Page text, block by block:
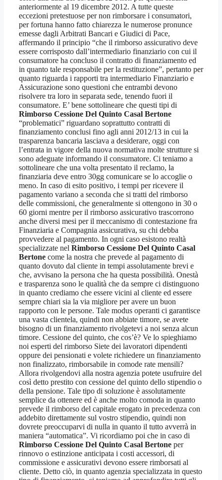
anteriormente al 19 dicembre 2012. A tutte queste
eccezioni pretestuose per non rimborsare i consumatori,
per fortuna hanno fatto chiarezza le numerose pronunce
emesse dagli Arbitrati Bancari e Giudici di Pace,
affermando il principio “che il rimborso assicurativo deve
essere corrisposto dall’intermediario finanziario con cui il
consumatore ha concluso il contratto di finanziamento ed
in quanto tale responsabile per la restituzione”, pertanto per
quanto riguarda i rapporti tra intermediario Finanziario e
Assicurazione sono questioni che entrambi devono
risolvere tra loro in separata sede, tenendo fuori il
consumatore. E’ bene sottolineare che questi tipi di
Rimborso Cessione Del Quinto Casal Bertone
“problematici” riguardano soprattutto contratti di
finanziamento conclusi fino agli anni 2012/13 in cui la
trasparenza bancaria lasciava a desiderare, oggi con
l’entrata in vigore della nuova normativa molte strutture si
sono adeguate informando il consumatore. Ci teniamo a
sottolineare che una volta presentato il reclamo, la
finanziaria deve entro 30gg comunicare se lo accoglie o
meno. In caso di esito positivo, i tempi per ricevere il
pagamento variano a seconda che si tratti del rimborso
delle commissioni, che generalmente si ottengono in 30 o
60 giorni mentre per il rimborso assicurativo trascorrono
anche diversi mesi per il meccanismo di contestazione fra
Finanziaria e Compagnia assicurativa, su chi debba
provvedere al pagamento. In ogni caso esistono realtà
specializzate nel Rimborso Cessione Del Quinto Casal
Bertone come la nostra che prevede al pagamento di
quanto dovuto dal cliente in tempi assolutamente brevi e
che, avvisano la persona che ha questa possibilità. Onestà
e trasparenza sono le qualità che da sempre ci distinguono
in quanto crediamo che essere vicini al cliente ed essere
sempre chiari sia la via migliore per avere un buon
rapporto con le persone. Tale modus operanti ci garantisce
una vasta clientela, quindi non abbiate timore, se avete
bisogno di un finanziamento rivolgetevi a noi senza alcun
timore. Cessione del quinto, che cos’è? Ve lo spieghiamo
noi esperti del rimborso Siete dei lavoratori dipendenti
oppure dei pensionati e volete richiedere un finanziamento
non finalizzato, rimborsabile in comode rate mensili?
Allora rivolgendovi alla nostra agenzia potete usufruire del
così detto prestito con cessione del quinto dello stipendio o
della pensione. Tale tipo di soluzione è assolutamente
semplice da ottenere ed è anche molto comoda in quanto
prevede il rimborso del capitale erogato in precedenza con
addebito direttamente sul vostro stipendio, quindi non
dovrete preoccuparvi di nulla in quanto il tutto avverrà in
maniera “automatica”. Vi ricordiamo poi che in caso di
Rimborso Cessione Del Quinto Casal Bertone per
rinnovo o estinzione anticipata i costi accessori, di
commissione e assicurativi devono essere rimborsati al
cliente. Detto ciò, in quanto agenzia specializzata in questo